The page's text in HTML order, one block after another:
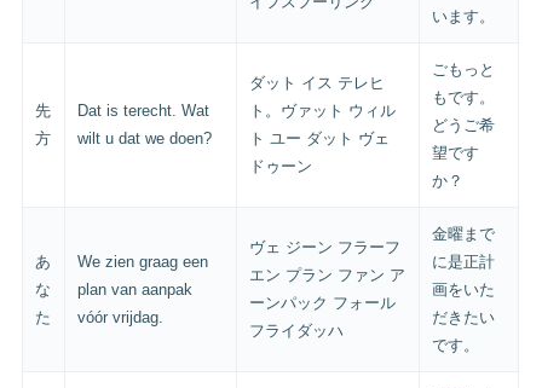
います。
先
方
Dat is terecht. Wat
wilt u dat we doen?
ダット イス テレヒ
ト。ヴァット ウィル
ト ユー ダット ヴェ
ドゥーン
ごもっと
もです。
どうご希
望です
か？
あ
な
た
We zien graag een
plan van aanpak
vóór vrijdag.
ヴェ ジーン フラーフ
エン プラン ファン ア
ーンパック フォール
フライダッハ
金曜まで
に是正計
画をいた
だきたい
です。